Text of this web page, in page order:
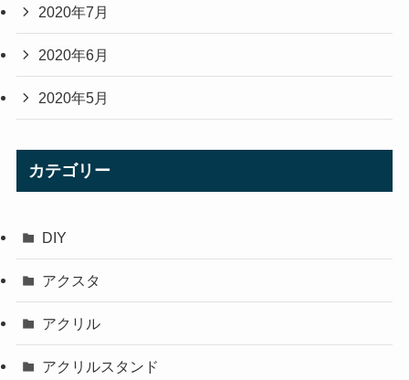
2020年7月
2020年6月
2020年5月
カテゴリー
DIY
アクスタ
アクリル
アクリルスタンド